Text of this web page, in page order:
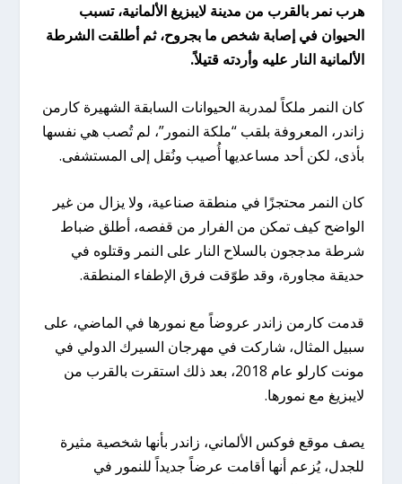
هرب نمر بالقرب من مدينة لايبزيغ الألمانية، تسبب
الحيوان في إصابة شخص ما بجروح، ثم أطلقت الشرطة
الألمانية النار عليه وأردته قتيلاً.
كان النمر ملكاً لمدربة الحيوانات السابقة الشهيرة كارمن
زاندر، المعروفة بلقب “ملكة النمور”، لم تُصب هي نفسها
بأذى، لكن أحد مساعديها أُصيب ونُقل إلى المستشفى.
كان النمر محتجزًا في منطقة صناعية، ولا يزال من غير
الواضح كيف تمكن من الفرار من قفصه، أطلق ضباط
شرطة مدججون بالسلاح النار على النمر وقتلوه في
حديقة مجاورة، وقد طوّقت فرق الإطفاء المنطقة.
قدمت كارمن زاندر عروضاً مع نمورها في الماضي، على
سبيل المثال، شاركت في مهرجان السيرك الدولي في
مونت كارلو عام 2018، بعد ذلك استقرت بالقرب من
لايبزيغ مع نمورها.
يصف موقع فوكس الألماني، زاندر بأنها شخصية مثيرة
للجدل، يُزعم أنها أقامت عرضاً جديداً للنمور في